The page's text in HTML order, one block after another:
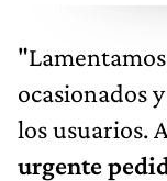
ocasionados
los usuarios.
urgente